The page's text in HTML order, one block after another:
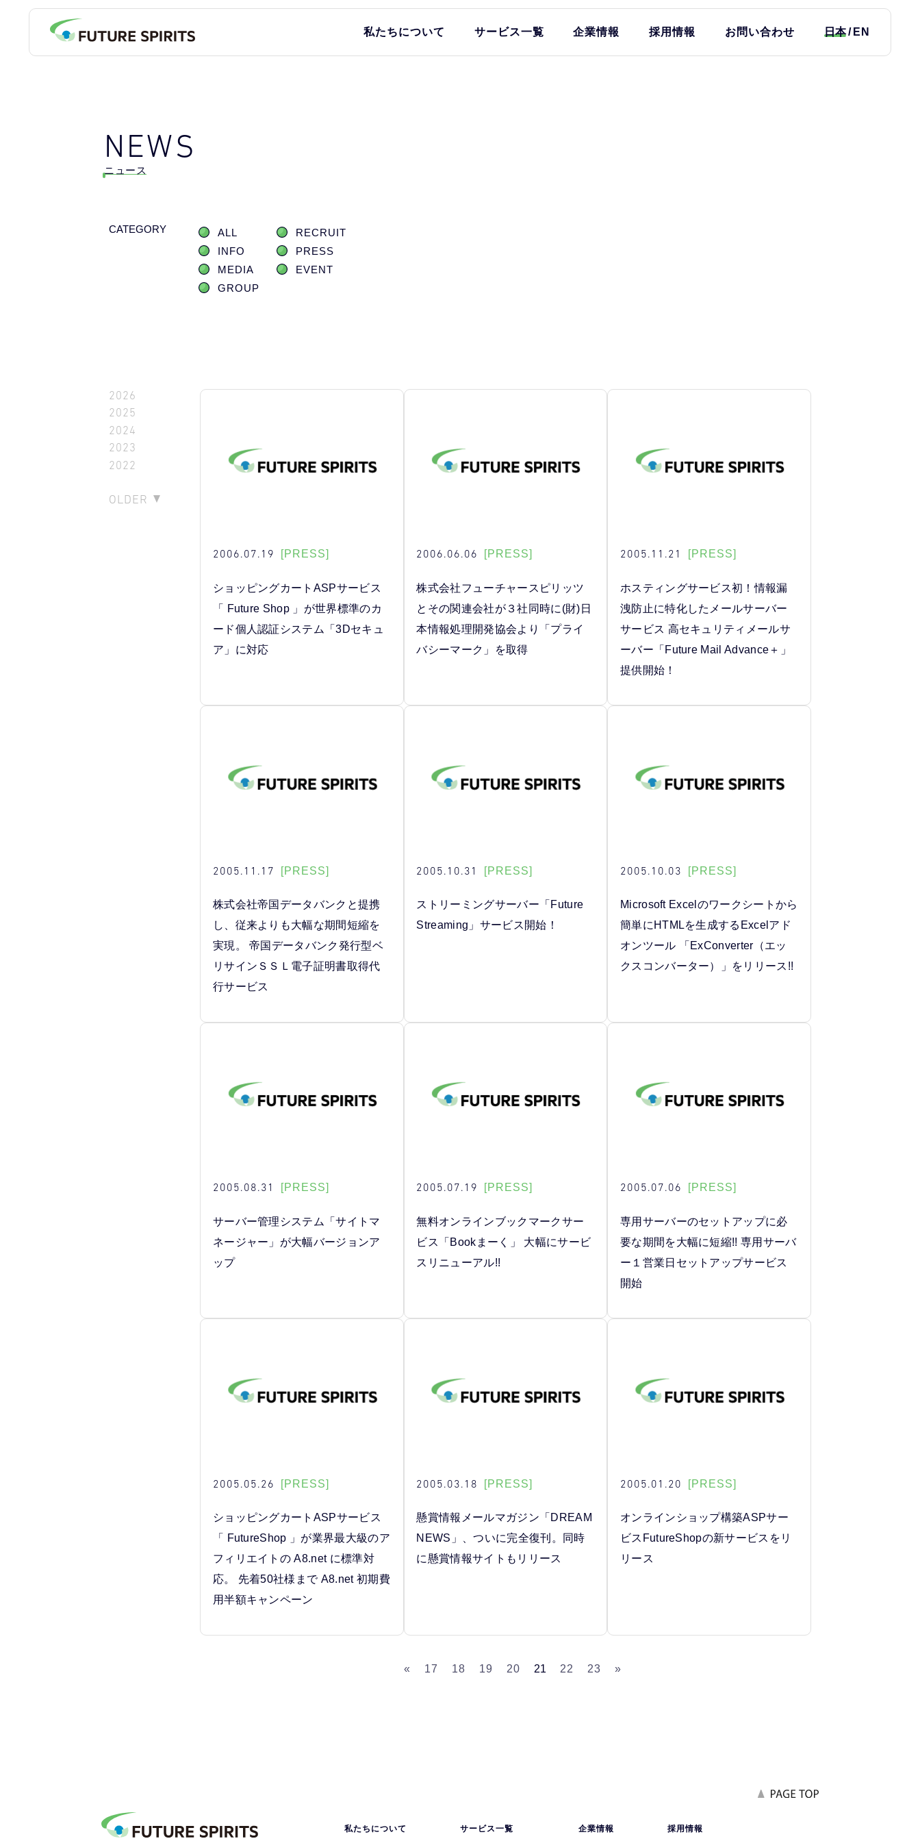
私たちについて サービス一覧 企業情報 採用情報 お問い合わせ 日本 EN
NEWS
ニュース
CATEGORY ALL
RECRUIT
INFO
PRESS
MEDIA
EVENT
GROUP
2026
2025
2024
2023
2022
OLDER
2006.07.19 [PRESS]
ショッピングカートASPサービス
「 Future Shop 」が世界標準のカ
ード個人認証システム「3Dセキュ
ア」に対応
2006.06.06 [PRESS]
株式会社フューチャースピリッツ
とその関連会社が３社同時に(財)日
本情報処理開発協会より「プライ
バシーマーク」を取得
2005.11.21 [PRESS]
ホスティングサービス初！情報漏
洩防止に特化したメールサーバー
サービス 高セキュリティメールサ
ーバー「Future Mail Advance＋」
提供開始！
2005.11.17 [PRESS]
株式会社帝国データバンクと提携
し、従来よりも大幅な期間短縮を
実現。 帝国データバンク発行型ベ
リサインＳＳＬ電子証明書取得代
行サービス
2005.10.31 [PRESS]
ストリーミングサーバー「Future
Streaming」サービス開始！
2005.10.03 [PRESS]
Microsoft Excelのワークシートから
簡単にHTMLを生成するExcelアド
オンツール 「ExConverter（エッ
クスコンバーター）」をリリース!!
2005.08.31 [PRESS]
サーバー管理システム「サイトマ
ネージャー」が大幅バージョンア
ップ
2005.07.19 [PRESS]
無料オンラインブックマークサー
ビス「Bookまーく」 大幅にサービ
スリニューアル!!
2005.07.06 [PRESS]
専用サーバーのセットアップに必
要な期間を大幅に短縮!! 専用サーバ
ー１営業日セットアップサービス
開始
2005.05.26 [PRESS]
ショッピングカートASPサービス
「 FutureShop 」が業界最大級のア
フィリエイトの A8.net に標準対
応。 先着50社様まで A8.net 初期費
用半額キャンペーン
2005.03.18 [PRESS]
懸賞情報メールマガジン「DREAM
NEWS」、ついに完全復刊。同時
に懸賞情報サイトもリリース
2005.01.20 [PRESS]
オンラインショップ構築ASPサー
ビスFutureShopの新サービスをリ
リース
« 17 18 19 20 21 22 23 »
私たちについて サービス一覧 企業情報 採用情報